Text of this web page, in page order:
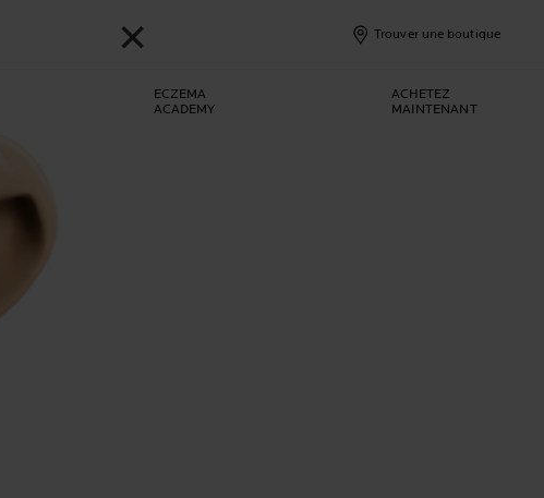
Trouver une boutique
ECZEMA
ACADEMY
ACHETEZ
MAINTENANT
✕